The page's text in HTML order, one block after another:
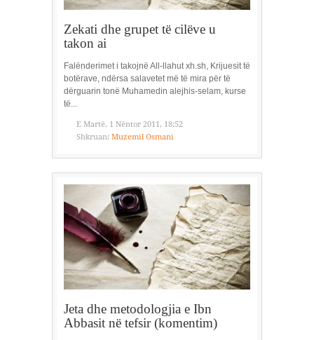
Zekati dhe grupet të cilëve u
takon ai
Falënderimet i takojnë All-llahut xh.sh, Krijuesit të
botërave, ndërsa salavetet më të mira për të
dërguarin tonë Muhamedin alejhis-selam, kurse
të...
E Martë, 1 Nëntor 2011, 18:52
Shkruan: Muzemil Osmani
Jeta dhe metodologjia e Ibn
Abbasit në tefsir (komentim)